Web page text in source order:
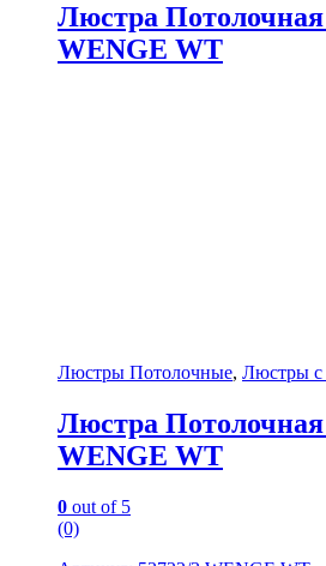
Люстра Потолочная
WENGE WT
Люстры Потолочные, Люстры с
Люстра Потолочная
WENGE WT
0 out of 5
(0)